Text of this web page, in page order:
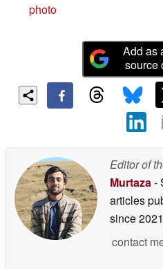
photo
Add as
source
Editor of
Murtaza-
articles
since 2021
contact